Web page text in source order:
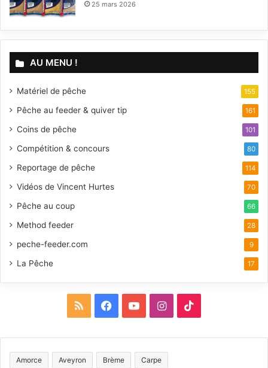
25 mars 2026
AU MENU !
Matériel de pêche 155
Pêche au feeder & quiver tip 161
Coins de pêche 101
Compétition & concours 80
Reportage de pêche 114
Vidéos de Vincent Hurtes 70
Pêche au coup 66
Method feeder 28
peche-feeder.com 9
La Pêche 17
S
c
u
I
s
Amorce Aveyron Brème Carpe